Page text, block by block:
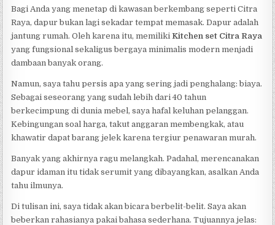
Bagi Anda yang menetap di kawasan berkembang seperti Citra
Raya, dapur bukan lagi sekadar tempat memasak. Dapur adalah
jantung rumah. Oleh karena itu, memilikiKitchen set Citra Raya
yang fungsional sekaligus bergaya minimalis modern menjadi
dambaan banyak orang.
Namun, saya tahu persis apa yang sering jadi penghalang: biaya.
Sebagai seseorang yang sudah lebih dari 40 tahun
berkecimpung di dunia mebel, saya hafal keluhan pelanggan.
Kebingungan soal harga, takut anggaran membengkak, atau
khawatir dapat barang jelek karena tergiur penawaran murah.
Banyak yang akhirnya ragu melangkah. Padahal, merencanakan
dapur idaman itu tidak serumit yang dibayangkan, asalkan Anda
tahu ilmunya.
Di tulisan ini, saya tidak akan bicara berbelit-belit. Saya akan
beberkan rahasianya pakai bahasa sederhana. Tujuannya jelas: